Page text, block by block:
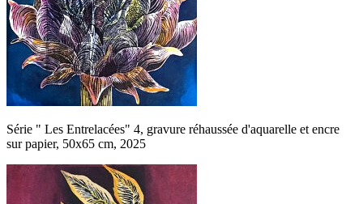
Série " Les Entrelacées" 4, gravure réhaussée d'aquarelle et encre
sur papier, 50x65 cm, 2025